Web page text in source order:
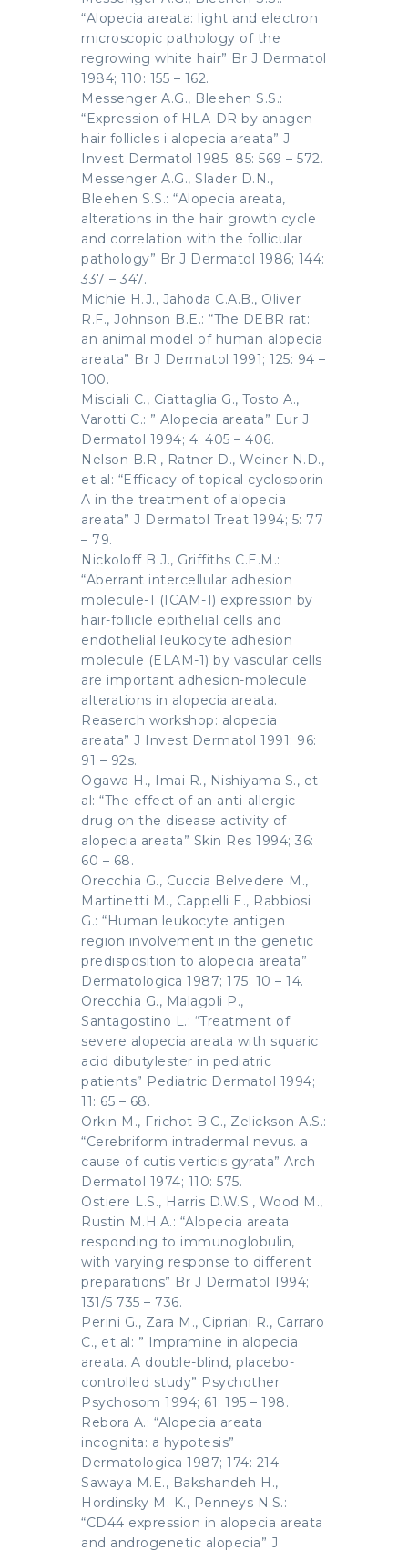
“Alopecia areata: light and electron
microscopic pathology of the
regrowing white hair” Br J Dermatol
1984; 110: 155 – 162.
Messenger A.G., Bleehen S.S.:
“Expression of HLA-DR by anagen
hair follicles i alopecia areata” J
Invest Dermatol 1985; 85: 569 – 572.
Messenger A.G., Slader D.N.,
Bleehen S.S.: “Alopecia areata,
alterations in the hair growth cycle
and correlation with the follicular
pathology” Br J Dermatol 1986; 144:
337 – 347.
Michie H.J., Jahoda C.A.B., Oliver
R.F., Johnson B.E.: “The DEBR rat:
an animal model of human alopecia
areata” Br J Dermatol 1991; 125: 94 –
100.
Misciali C., Ciattaglia G., Tosto A.,
Varotti C.: ” Alopecia areata” Eur J
Dermatol 1994; 4: 405 – 406.
Nelson B.R., Ratner D., Weiner N.D.,
et al: “Efficacy of topical cyclosporin
A in the treatment of alopecia
areata” J Dermatol Treat 1994; 5: 77
– 79.
Nickoloff B.J., Griffiths C.E.M.:
“Aberrant intercellular adhesion
molecule-1 (ICAM-1) expression by
hair-follicle epithelial cells and
endothelial leukocyte adhesion
molecule (ELAM-1) by vascular cells
are important adhesion-molecule
alterations in alopecia areata.
Reaserch workshop: alopecia
areata” J Invest Dermatol 1991; 96:
91 – 92s.
Ogawa H., Imai R., Nishiyama S., et
al: “The effect of an anti-allergic
drug on the disease activity of
alopecia areata” Skin Res 1994; 36:
60 – 68.
Orecchia G., Cuccia Belvedere M.,
Martinetti M., Cappelli E., Rabbiosi
G.: “Human leukocyte antigen
region involvement in the genetic
predisposition to alopecia areata”
Dermatologica 1987; 175: 10 – 14.
Orecchia G., Malagoli P.,
Santagostino L.: “Treatment of
severe alopecia areata with squaric
acid dibutylester in pediatric
patients” Pediatric Dermatol 1994;
11: 65 – 68.
Orkin M., Frichot B.C., Zelickson A.S.:
“Cerebriform intradermal nevus. a
cause of cutis verticis gyrata” Arch
Dermatol 1974; 110: 575.
Ostiere L.S., Harris D.W.S., Wood M.,
Rustin M.H.A.: “Alopecia areata
responding to immunoglobulin,
with varying response to different
preparations” Br J Dermatol 1994;
131/5 735 – 736.
Perini G., Zara M., Cipriani R., Carraro
C., et al: ” Impramine in alopecia
areata. A double-blind, placebo-
controlled study” Psychother
Psychosom 1994; 61: 195 – 198.
Rebora A.: “Alopecia areata
incognita: a hypotesis”
Dermatologica 1987; 174: 214.
Sawaya M.E., Bakshandeh H.,
Hordinsky M. K., Penneys N.S.:
“CD44 expression in alopecia areata
and androgenetic alopecia” J